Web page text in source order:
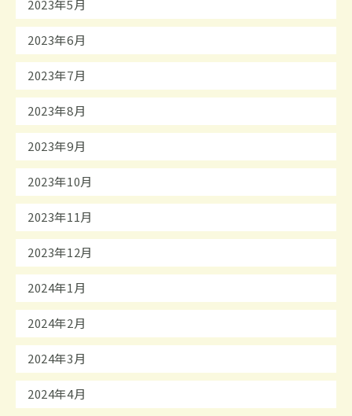
2023年5月
2023年6月
2023年7月
2023年8月
2023年9月
2023年10月
2023年11月
2023年12月
2024年1月
2024年2月
2024年3月
2024年4月